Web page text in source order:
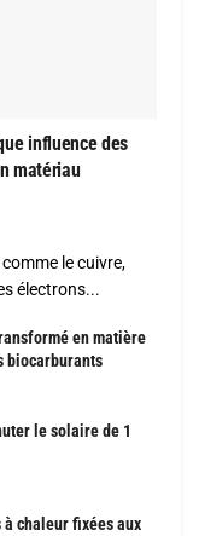
influence des
matériau
le cuivre,
électrons...
en matière
biocarburants
le solaire de 1
à chaleur fixées aux